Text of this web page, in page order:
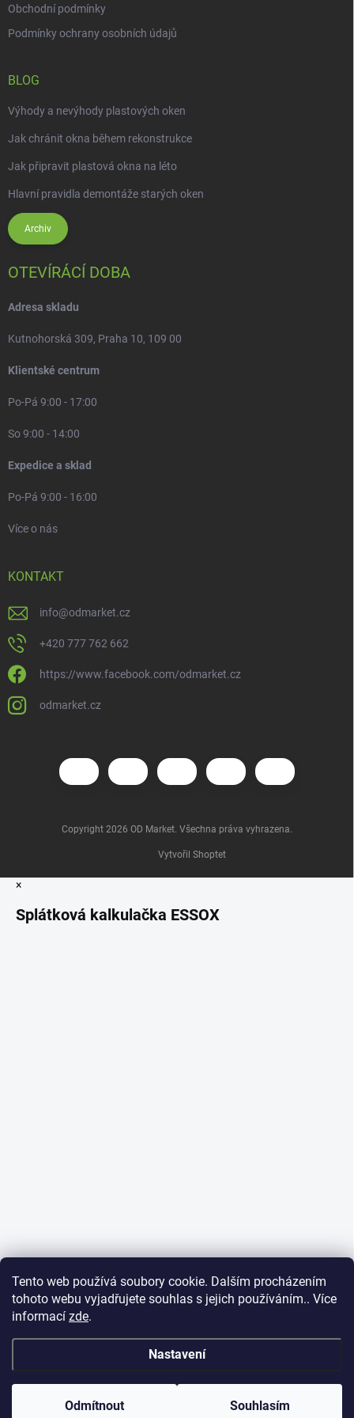
Tento web používá soubory cookie. Dalším procházením
tohoto webu vyjadřujete souhlas s jejich používáním.. Více
informací zde.
Nastavení
Odmítnout Souhlasím
Obchodní podmínky
Podmínky ochrany osobních údajů
BLOG
Výhody a nevýhody plastových oken
Jak chránit okna během rekonstrukce
Jak připravit plastová okna na léto
Hlavní pravidla demontáže starých oken
Archiv
OTEVÍRÁCÍ DOBA
Adresa skladu
Kutnohorská 309, Praha 10, 109 00
Klientské centrum
Po-Pá 9:00 - 17:00
So 9:00 - 14:00
Expedice a sklad
Po-Pá 9:00 - 16:00
Více o nás
KONTAKT
info@odmarket.cz
+420 777 762 662
https://www.facebook.com/odmarket.cz
odmarket.cz
Vytvořil Shoptet
Copyright 2026 OD Market. Všechna práva vyhrazena.
×
Splátková kalkulačka ESSOX